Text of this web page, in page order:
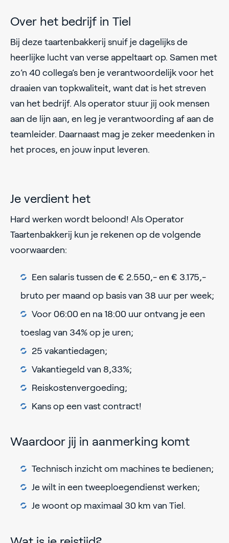
Over het bedrijf in Tiel
Bij deze taartenbakkerij snuif je dagelijks de
heerlijke lucht van verse appeltaart op. Samen met
zo’n 40 collega’s ben je verantwoordelijk voor het
draaien van topkwaliteit, want dat is het streven
van het bedrijf. Als operator stuur jij ook mensen
aan de lijn aan, en leg je verantwoording af aan de
teamleider. Daarnaast mag je zeker meedenken in
het proces, en jouw input leveren.
Je verdient het
Hard werken wordt beloond! Als Operator
Taartenbakkerij kun je rekenen op de volgende
voorwaarden:
Een salaris tussen de € 2.550,- en € 3.175,-
bruto per maand op basis van 38 uur per week;
Voor 06:00 en na 18:00 uur ontvang je een
toeslag van 34% op je uren;
25 vakantiedagen;
Vakantiegeld van 8,33%;
Reiskostenvergoeding;
Kans op een vast contract!
Waardoor jij in aanmerking komt
Technisch inzicht om machines te bedienen;
Je wilt in een tweeploegendienst werken;
Je woont op maximaal 30 km van Tiel.